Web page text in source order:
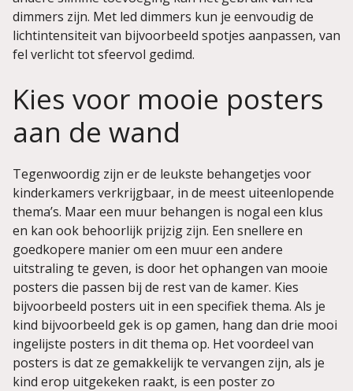
dimmers zijn. Met led dimmers kun je eenvoudig de
lichtintensiteit van bijvoorbeeld spotjes aanpassen, van
fel verlicht tot sfeervol gedimd.
Kies voor mooie posters
aan de wand
Tegenwoordig zijn er de leukste behangetjes voor
kinderkamers verkrijgbaar, in de meest uiteenlopende
thema’s. Maar een muur behangen is nogal een klus
en kan ook behoorlijk prijzig zijn. Een snellere en
goedkopere manier om een muur een andere
uitstraling te geven, is door het ophangen van mooie
posters die passen bij de rest van de kamer. Kies
bijvoorbeeld posters uit in een specifiek thema. Als je
kind bijvoorbeeld gek is op gamen, hang dan drie mooi
ingelijste posters in dit thema op. Het voordeel van
posters is dat ze gemakkelijk te vervangen zijn, als je
kind erop uitgekeken raakt, is een poster zo